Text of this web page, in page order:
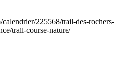
225568/trail-des-rochers-
trail-course-nature/